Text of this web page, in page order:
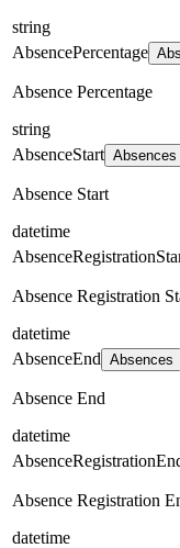
string
AbsencePercentage
Absence Percentage
string
AbsenceStart Absences
Absence Start
datetime
Absence Registration
datetime
AbsenceEnd Absences
Absence End
datetime
Absence Registration
datetime